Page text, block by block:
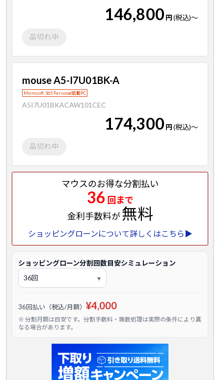
146,800 円(税込)～
品切れ中
mouse A5-I7U01BK-A
Microsoft 365 Personal搭載PC
A5I7U01BKACAW101CEC
174,300 円(税込)～
品切れ中
マウスのお得な分割払い
36 回まで
金利手数料が無料
ショッピングローンについて詳しくはこちら▶
ショッピングローン分割回数目安シミュレーション
36回払い（税込/月額） ¥4,000
※ 分割月額は目安です。分割手数料・端数処理は実際の条件により異
なる場合があります。